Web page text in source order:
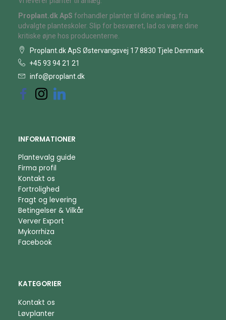
Proplant.dk ApS forhandler planter til dine anlæg, fra
udvalgte planteskoler. Slip for besværet, lad os være dine
kritiske øjne hos producenterne.
Proplant.dk ApS Østervangsvej 17 8830 Tjele Denmark
+45 93 94 21 21
info@proplant.dk
INFORMATIONER
Plantevalg guide
Firma profil
Kontakt os
Fortrolighed
Fragt og levering
Betingelser & Vilkår
Verver Export
Mykorrhiza
Facebook
KATEGORIER
Kontakt os
Løvplanter